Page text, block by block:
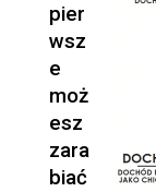
pier
wsz
e
moż
esz
zara
biać